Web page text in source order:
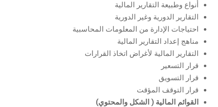
أنواع وطبيعة التقارير المالية
التقارير الدورية وغير الدورية
احتياجات الإدارة من المعلومات المحاسبية
مناهج إعداد التقارير المالية
التقارير المالية لأغراض اتخاذ القرارات
قرار التسعير
قرار التسويق
قرار التوقف المؤقت
القوائم المالية ( الشكل والمحتوي)